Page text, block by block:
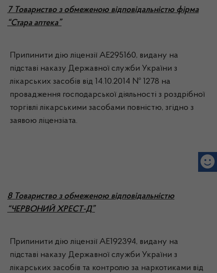
7 Товариство з обмеженою відповідальністю фірма
“Стара аптека”
Припинити дію ліцензії АЕ295160, видану на
підставі наказу Державної служби України з
лікарських засобів від 14.10.2014 № 1278 на
провадження господарської діяльності з роздрібної
торгівлі лікарськими засобами повністю, згідно з
заявою ліцензіата.
8 Товариство з обмеженою відповідальністю
“ЧЕРВОНИЙ ХРЕСТ-Д”
Припинити дію ліцензії АЕ192394, видану на
підставі наказу Державної служби України з
лікарських засобів та контролю за наркотиками від